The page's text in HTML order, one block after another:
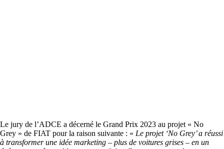
Le jury de l’ADCE a décerné le Grand Prix 2023 au projet « No
Grey » de FIAT pour la raison suivante : « Le projet ‘No Grey’ a réussi
à transformer une idée marketing – plus de voitures grises – en un